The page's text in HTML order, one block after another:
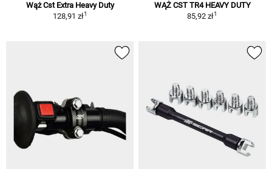
Wąż Cst Extra Heavy Duty
128,91 zł1
WĄŻ CST TR4 HEAVY DUTY
85,92 zł1